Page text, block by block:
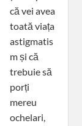
că vei avea
toată viața
astigmatis
m și că
trebuie să
porți
mereu
ochelari,